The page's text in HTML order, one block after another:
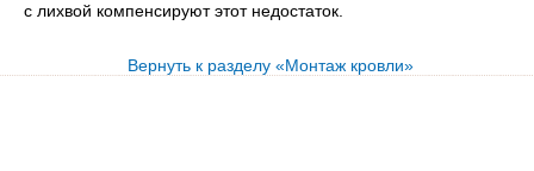
с лихвой компенсируют этот недостаток.
Вернуть к разделу «Монтаж кровли»